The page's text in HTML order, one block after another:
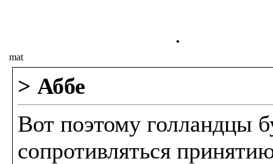
.
mat
> Аббе
Вот поэтому голландцы
сопротивляться